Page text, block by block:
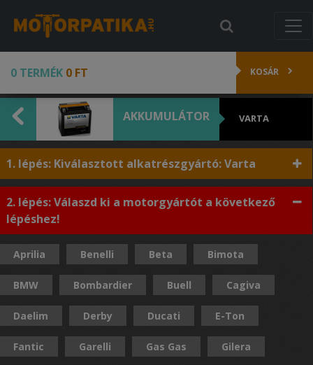
0 TERMÉK 0 FT KOSÁR
AKKUMULÁTOR VARTA
1. lépés: Kiválasztott alkatrészgyártó: Varta
2. lépés: Válaszd ki a motorgyártót a következő
lépéshez!
Aprilia Benelli Beta Bimota
BMW Bombardier Buell Cagiva
Daelim Derby Ducati E-Ton
Fantic Garelli Gas Gas Gilera